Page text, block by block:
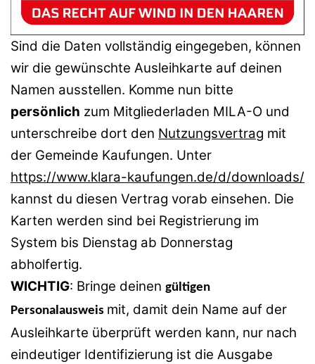
Sind die Daten vollständig eingegeben, können
wir die gewünschte Ausleihkarte auf deinen
Namen ausstellen. Komme nun bitte
persönlich zum Mitgliederladen MILA-O und
unterschreibe dort den Nutzungsvertrag mit
der Gemeinde Kaufungen. Unter
https://www.klara-kaufungen.de/d/downloads/
kannst du diesen Vertrag vorab einsehen. Die
Karten werden sind bei Registrierung im
System bis Dienstag ab Donnerstag
abholfertig.
WICHTIG: Bringe deinen gültigen
Personalausweis mit, damit dein Name auf der
Ausleihkarte überprüft werden kann, nur nach
eindeutiger Identifizierung ist die Ausgabe